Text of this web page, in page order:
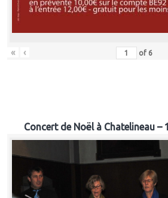
« ‹ of 6
Concert de Noël à Chatelineau –